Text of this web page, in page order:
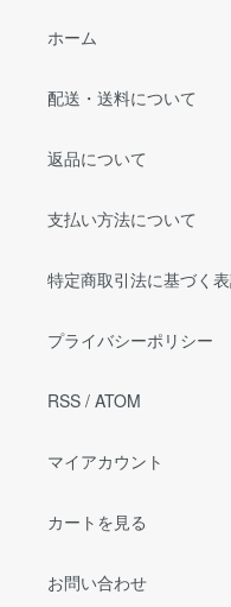
ホーム
配送・送料について
返品について
支払い方法について
特定商取引法に基づく
プライバシーポリシー
RSS / ATOM
マイアカウント
カートを見る
お問い合わせ